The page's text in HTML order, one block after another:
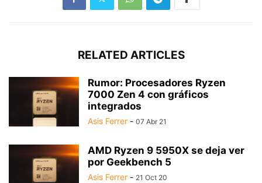
RELATED ARTICLES
Rumor: Procesadores Ryzen
7000 Zen 4 con gráficos
integrados
Asis Ferrer - 07 Abr 21
AMD Ryzen 9 5950X se deja ver
por Geekbench 5
Asis Ferrer - 21 Oct 20